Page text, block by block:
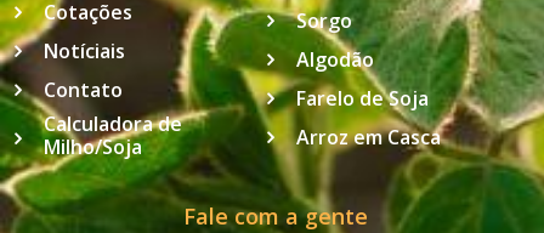
Cotações
Notíciais
Contato
Calculadora de
Milho/Soja
Sorgo
Algodão
Farelo de Soja
Arroz em Casca
Fale com a gente